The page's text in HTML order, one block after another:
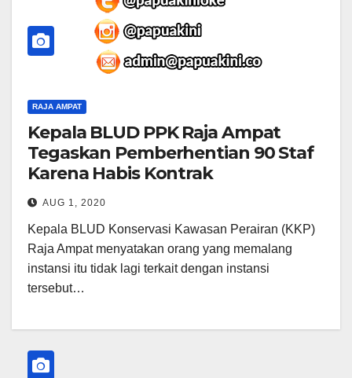
RAJA AMPAT
Kepala BLUD PPK Raja Ampat
Tegaskan Pemberhentian 90 Staf
Karena Habis Kontrak
AUG 1, 2020
Kepala BLUD Konservasi Kawasan Perairan (KKP)
Raja Ampat menyatakan orang yang memalang
instansi itu tidak lagi terkait dengan instansi
tersebut…